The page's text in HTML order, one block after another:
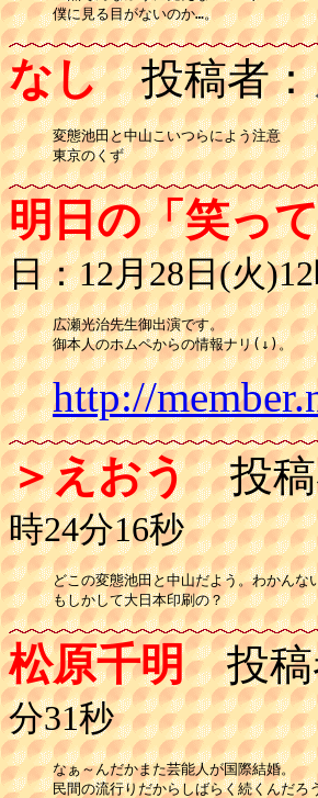
なし投稿者：
変態池田と中山こいつらによう注意
東京のくず
明日の「笑っ
日：12月28日(火
広瀬光治先生御出演です。
御本人のホムペからの情報ナリ(↓)。
http://
＞えおう投稿
時24分16秒
どこの変態池田と中山だよう。わかんな
もしかして大日本印刷の？
松原千明投稿
分31秒
なぁ～んだかまた芸能人が国際結婚。
民間の流行りだからしばらく続くんだろ